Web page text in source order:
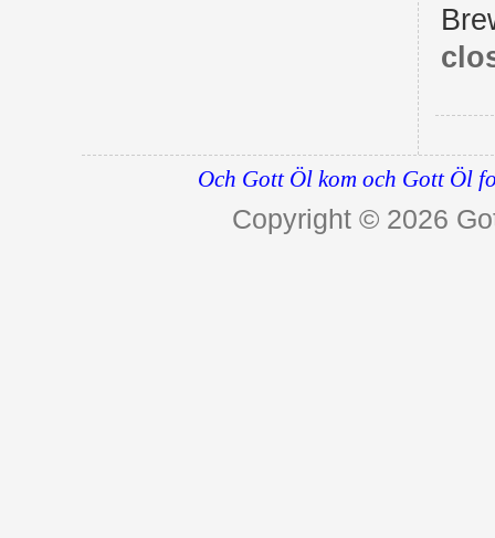
Och Gott Öl kom och Gott Öl
Copyright © 2026